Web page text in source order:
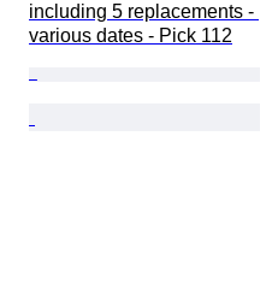
including 5 replacements -
various dates - Pick 112